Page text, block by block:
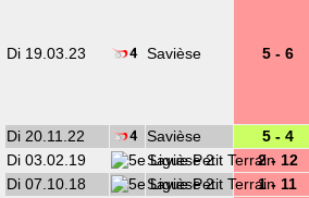
Di 19.03.23 Savièse 5 - 6
Di 20.11.22 Savièse 5 - 4
Di 03.02.19
Savièse 2 2 - 12
Di 07.10.18
Savièse 2 1 - 11